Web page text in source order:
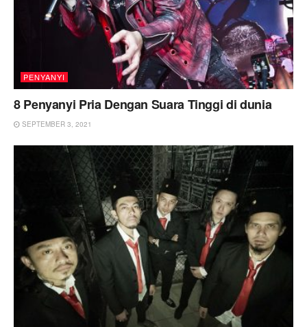
PENYANYI
8 Penyanyi Pria Dengan Suara Tinggi di dunia
SEPTEMBER 3, 2021